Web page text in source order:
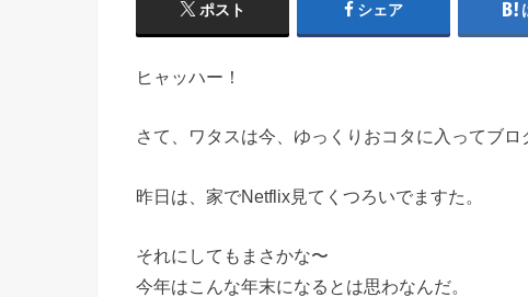
ポスト シェア
ヒャッハー！
さて、ワタスは今、ゆっくりおコタに入ってブロ
昨日は、家でNetflix見てくつろいでますた。
それにしてもまさかな〜
今年はこんな年末になるとは思わなんだ。